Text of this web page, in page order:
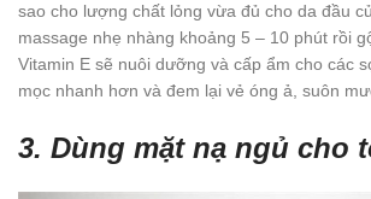
sao cho lượng chất lỏng vừa đủ cho da đầu
massage nhẹ nhàng khoảng 5 – 10 phút rồi
Vitamin E sẽ nuôi dưỡng và cấp ẩm cho các
mọc nhanh hơn và đem lại vẻ óng ả, suôn
3. Dùng mặt nạ ngủ cho